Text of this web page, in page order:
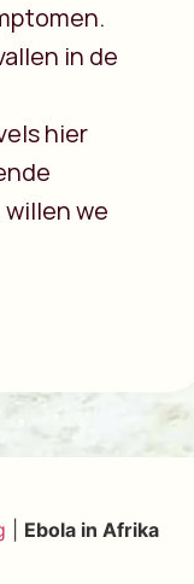
in de
hier
we
Ebola in Afrika